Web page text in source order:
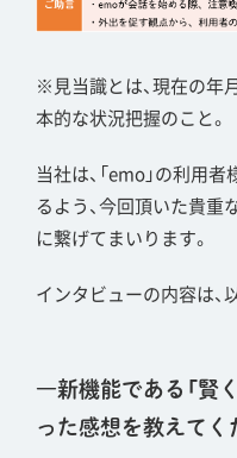
※見当識とは、現在の年
本的な状況把握のこと。
当社は、「emo」の利用
るよう、今回頂いた貴重
に繋げてまいります。
インタビューの内容は、
―新機能である「賢
った感想を教えてく